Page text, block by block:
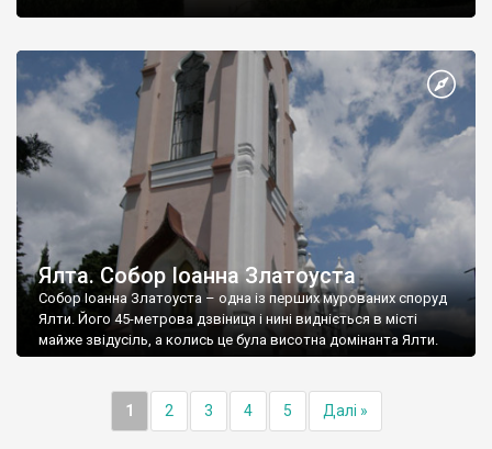
Ялта. Собор Іоанна Златоуста
Собор Іоанна Златоуста – одна із перших мурованих споруд
Ялти. Його 45-метрова дзвіниця і нині видніється в місті
майже звідусіль, а колись це була висотна домінанта Ялти.
1 2 3 4 5 Далі »